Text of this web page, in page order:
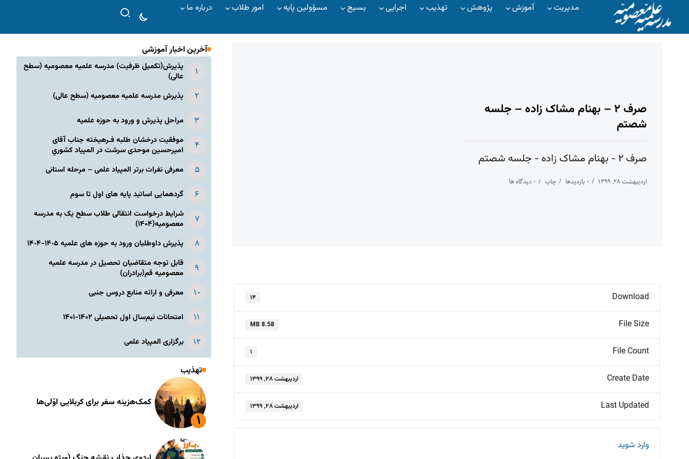
مدیریت آموزش پژوهش تهذیب اجرایی بسیج مسؤولین پایه امور طلاب درباره ما
صرف ۲ – بهنام مشاک زاده – جلسه
شصتم
صرف ۲ - بهنام مشاک زاده - جلسه شصتم
اردیبهشت ۲۸, ۱۳۹۹ ۰ بازدیدها چاپ ۰ دیدگاه ها
Download ۱۴
File Size
8.58 MB
File Count ۱
Create Date اردیبهشت ۲۸, ۱۳۹۹
Last Updated اردیبهشت ۲۸, ۱۳۹۹
وارد شوید
آخرین اخبار آموزشی
پذیرش(تکمیل ظرفیت) مدرسه علمیه معصومیه‌ (سطح
عالی)
پذیرش مدرسه علمیه معصومیه‌ (سطح عالی)
مراحل پذیرش و ورود به حوزه علمیه
موفقیت درخشان طلبه فـرهیخته جناب آقای
امیرحسین موحدی سرشت در المپياد كشوري
معرفی نفرات برتر المپیاد علمی – مرحله استانی
گردهمایی اساتید پایه های اول تا سوم
شرایط درخواست انتقالی طلاب سطح یک به مدرسه
معصومیه(۱۴۰۴)
پذیرش داوطلبان ورود به حوزه های علمیه ١۴٠۵-١۴٠۴
قابل توجه متقاضیان تحصیل در مدرسه علمیه
معصومیه قم(برادران)
معرفی و ارائه منابع دروس جنبی
امتحانات نیم‌سال اول تحصیلی ۱۴۰۲-۱۴۰۱
برگزاری المپیاد علمی
تهذیب
کمک‌هزینه سفر برای کربلایی اوّلی‌ها